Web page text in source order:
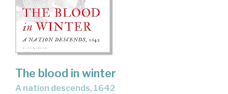
The blood in winter
a nation descends, 1642